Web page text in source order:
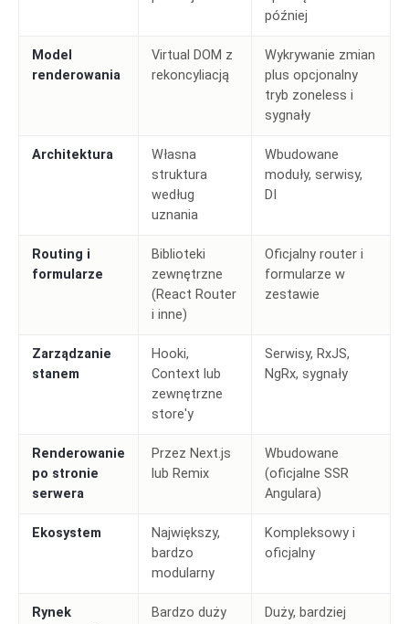
później
Model
renderowania
Virtual DOM z
rekoncyliacją
Wykrywanie zmian
plus opcjonalny
tryb zoneless i
sygnały
Architektura
Własna
struktura
według
uznania
Wbudowane
moduły, serwisy,
DI
Routing i
formularze
Biblioteki
zewnętrzne
(React Router
i inne)
Oficjalny router i
formularze w
zestawie
Zarządzanie
stanem
Hooki,
Context lub
zewnętrzne
store'y
Serwisy, RxJS,
NgRx, sygnały
Renderowanie
po stronie
serwera
Przez Next.js
lub Remix
Wbudowane
(oficjalne SSR
Angulara)
Ekosystem
Największy,
bardzo
modularny
Kompleksowy i
oficjalny
Rynek
Bardzo duży
Duży, bardziej